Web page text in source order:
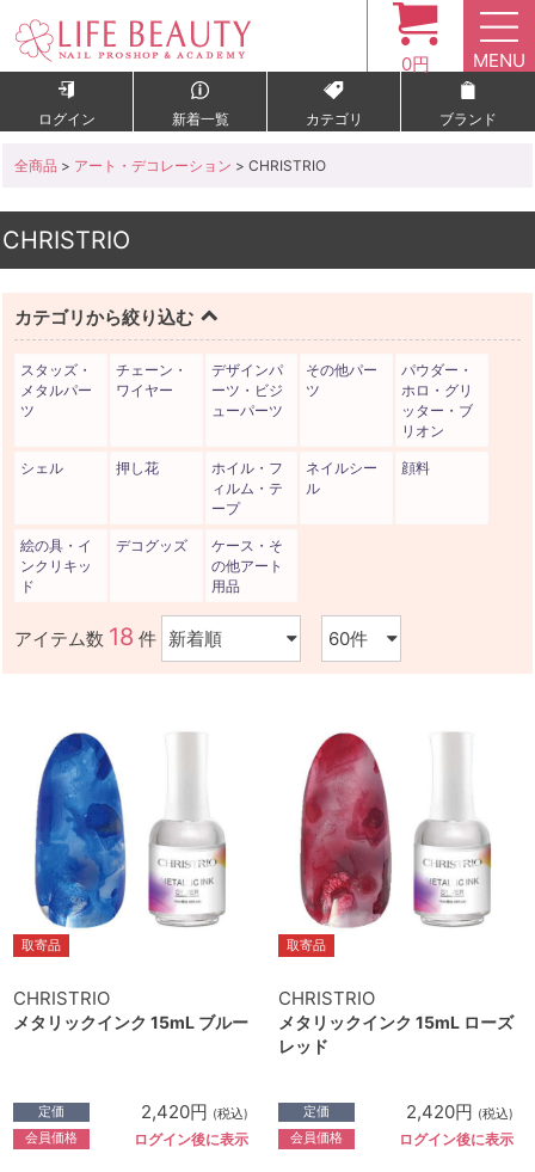
0円 MENU
ログイン 新着一覧 カテゴリ ブランド
全商品 > アート・デコレーション > CHRISTRIO
CHRISTRIO
カテゴリから絞り込む
スタッズ・
メタルパー
ツ
チェーン・
ワイヤー
デザインパ
ーツ・ビジ
ューパーツ
その他パー
ツ
パウダー・
ホロ・グリ
ッター・ブ
リオン
シェル 押し花
ホイル・フ
ィルム・テ
ープ
ネイルシー
ル
顔料
絵の具・イ
ンクリキッ
ド
デコグッズ
ケース・そ
の他アート
用品
アイテム数 18 件
取寄品
CHRISTRIO
メタリックインク 15mL ブルー
定価 2,420円 (税込)
会員価格 ログイン後に表示
取寄品
CHRISTRIO
メタリックインク 15mL ローズ
レッド
定価 2,420円 (税込)
会員価格 ログイン後に表示